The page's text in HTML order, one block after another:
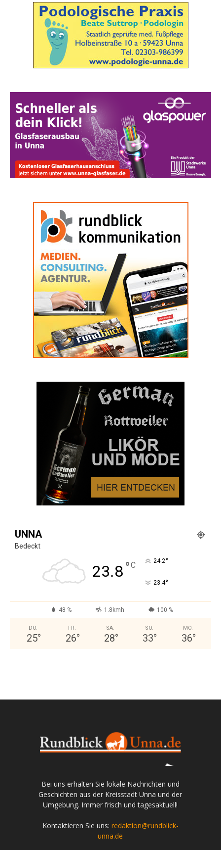
UNNA
Bedeckt
23.8°C 24.2°
23.4°
48 % 1.8kmh 100 %
DO.
25°
FR.
26°
SA.
28°
SO.
33°
MO.
36°
Bei uns erhalten Sie lokale Nachrichten und
Geschichten aus der Kreisstadt Unna und der
Umgebung. Immer frisch und tagesaktuell!
Kontaktieren Sie uns: redaktion@rundblick-
unna.de